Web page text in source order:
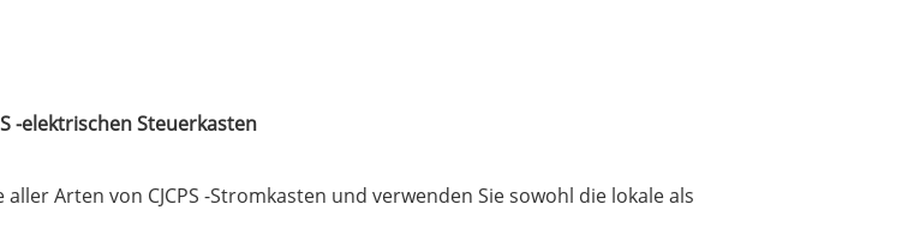
-elektrischen Steuerkasten
Arten von CJCPS -Stromkasten und verwenden Sie sowohl die lokale als